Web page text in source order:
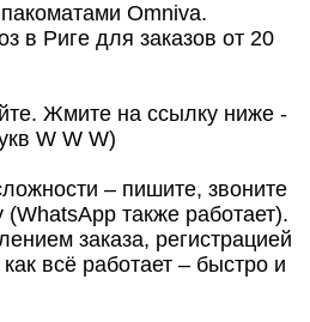
Omniva.
в Риге для заказов от 20
Жмите на ссылку ниже -
W W W)
– пишите, звоните
также работает).
заказа, регистрацией
всё работает – быстро и